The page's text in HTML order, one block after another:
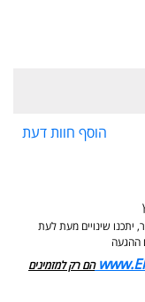
הוסף חוות דעת
יתכנו שינויים מעת לעת
ההגעה
הם רק למזמינים